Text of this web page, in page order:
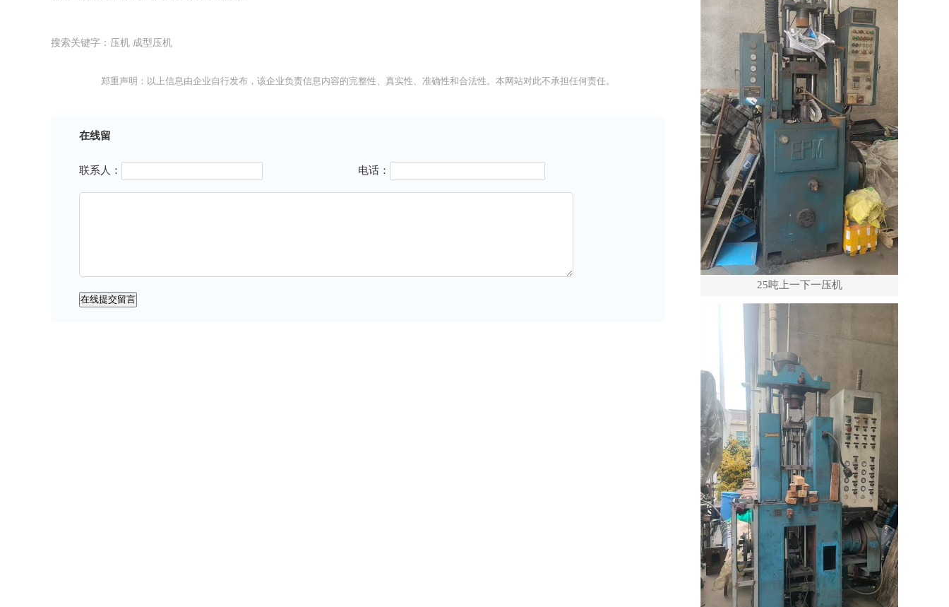
搜索关键字：压机 成型压机
郑重声明：以上信息由企业自行发布，该企业负责信息内容的完整性、真实性、准确性和合法性。本网站对此不承担任何责任。
在线留
联系人： 电话：
25吨上一下一压机